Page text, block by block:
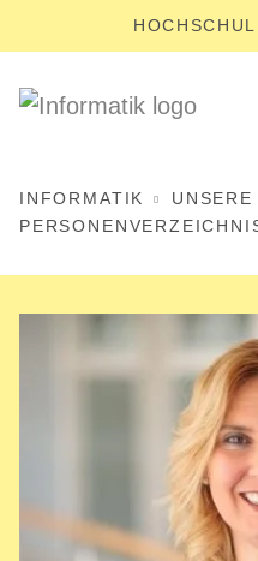
INFORMATIK